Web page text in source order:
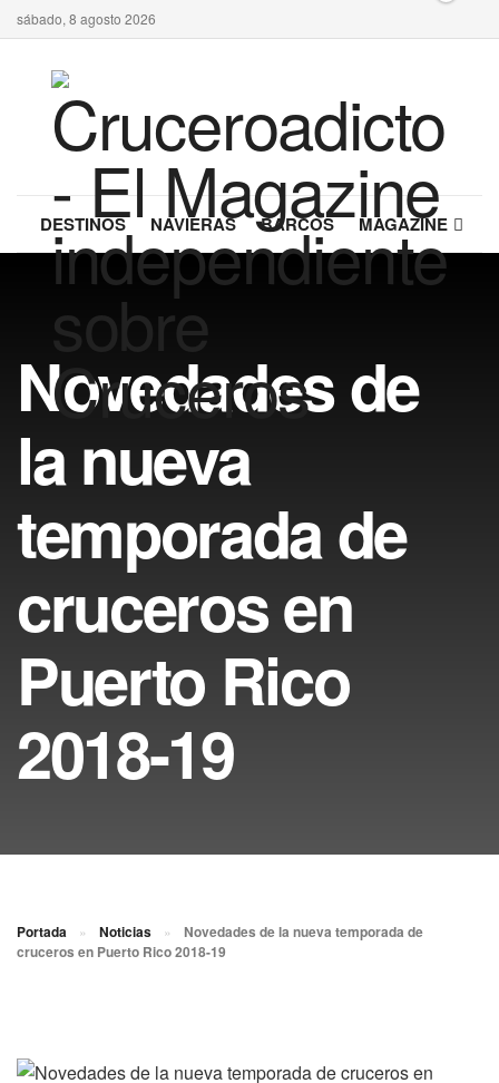
sábado, 8 agosto 2026
DESTINOS NAVIERAS BARCOS MAGAZINE
Novedades de
la nueva
temporada de
cruceros en
Puerto Rico
2018-19
Portada » Noticias »
Novedades de la nueva temporada de
cruceros en Puerto Rico 2018-19